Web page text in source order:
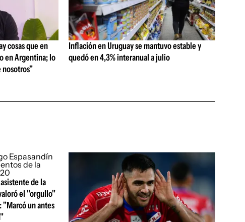
cosas que en
en Argentina; lo
nosotros"
Inflación en Uruguay se mantuvo estable y
quedó en 4,3% interanual a julio
de la
el "orgullo"
"Marcó un antes